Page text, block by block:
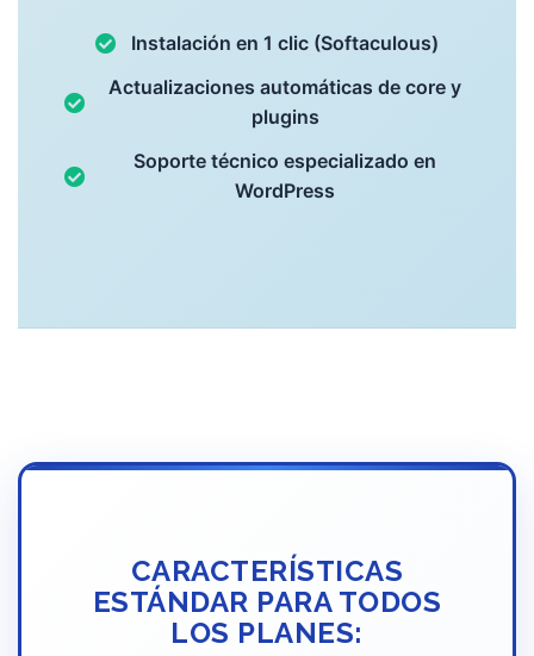
Instalación en 1 clic (Softaculous)
Actualizaciones automáticas de core y
plugins
Soporte técnico especializado en
WordPress
CARACTERÍSTICAS
ESTÁNDAR PARA TODOS
LOS PLANES: